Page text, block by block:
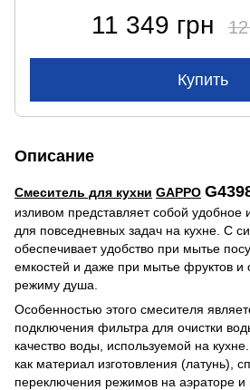
11 349 грн
Купить
Описание
Смеситель для кухни GAPPO
изливом представляет собой удобное
для повседневных задач на кухне. С
обеспечивает удобство при мытье
емкостей и даже при мытье фруктов и
режиму душа.
Особенностью этого смесителя
подключения фильтра для очистки
качество воды, используемой на
как материал изготовления (латунь),
переключения режимов на аэраторе и